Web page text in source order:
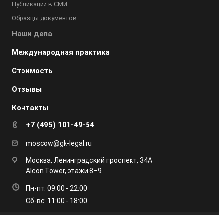
Публикации в СМИ
Образцы документов
Наши дела
Международная практика
Стоимость
Отзывы
Контакты
+7 (495) 101-49-54
moscow@gk-legal.ru
Москва, Ленинградский проспект, 34А
Alcon Tower, этажи 8–9
Пн-пт: 09:00 - 22:00
Сб-вс: 11:00 - 18:00